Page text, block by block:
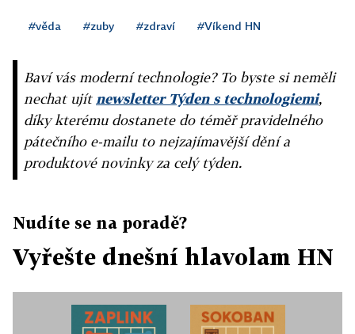
#věda #zuby #zdraví #Víkend HN
Baví vás moderní technologie? To byste si neměli
nechat ujít newsletter Týden s technologiemi,
díky kterému dostanete do téměř pravidelného
pátečního e-mailu to nejzajímavější dění a
produktové novinky za celý týden.
Nudíte se na poradě?
Vyřešte dnešní hlavolam HN